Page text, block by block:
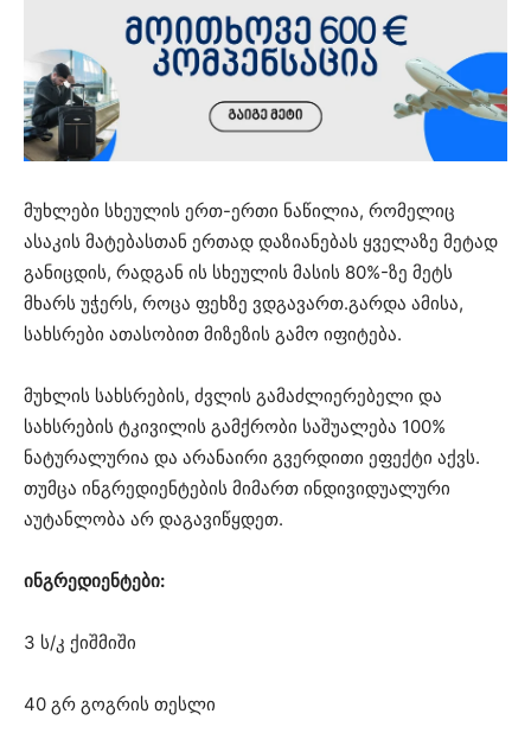
მუხლები სხეულის ერთ-ერთი ნაწილია, რომელიც
ასაკის მატებასთან ერთად დაზიანებას ყველაზე მეტად
განიცდის, რადგან ის სხეულის მასის 80%-ზე მეტს
მხარს უჭერს, როცა ფეხზე ვდგავართ.გარდა ამისა,
სახსრები ათასობით მიზეზის გამო იფიტება.
მუხლის სახსრების, ძვლის გამაძლიერებელი და
სახსრების ტკივილის გამქრობი საშუალება 100%
ნატურალურია და არანაირი გვერდითი ეფექტი აქვს.
თუმცა ინგრედიენტების მიმართ ინდივიდუალური
აუტანლობა არ დაგავიწყდეთ.
ინგრედიენტები:
3 ს/კ ქიშმიში
40 გრ გოგრის თესლი